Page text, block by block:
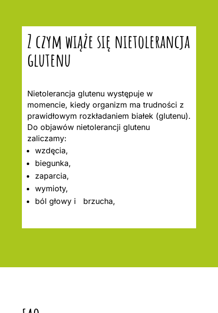
Z czym wiąże się nietolerancja
glutenu
Nietolerancja glutenu występuje w
momencie, kiedy organizm ma trudności z
prawidłowym rozkładaniem białek (glutenu).
Do objawów nietolerancji glutenu
zaliczamy:
wzdęcia,
biegunka,
zaparcia,
wymioty,
ból głowy i brzucha,